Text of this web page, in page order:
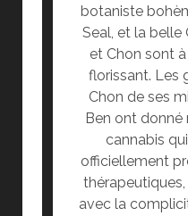
botaniste
Seal, et la
et Chon sont à
florissant. Les
Chon de ses
Ben ont donné
cannabis
officiellement
avec la